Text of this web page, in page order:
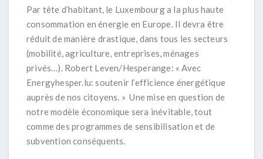
Par tête d’habitant, le Luxembourg a la plus haute
consommation en énergie en Europe. Il devra être
réduit de manière drastique, dans tous les secteurs
(mobilité, agriculture, entreprises, ménages
privés…). Robert Leven/Hesperange: « Avec
Energyhesper.lu: soutenir l’efficience énergétique
auprès de nos citoyens. » Une mise en question de
notre modèle économique sera inévitable, tout
comme des programmes de sensibilisation et de
subvention conséquents.